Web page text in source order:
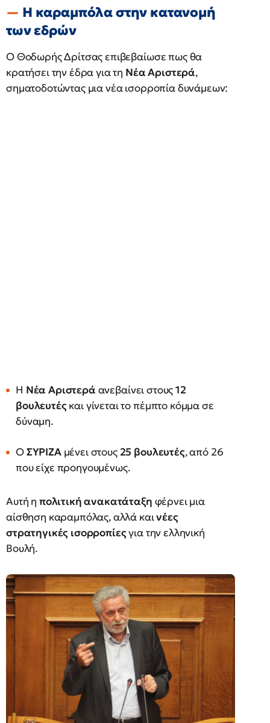
Η καραμπόλα στην κατανομή
των εδρών
O Θοδωρής Δρίτσας επιβεβαίωσε πως θα
κρατήσει την έδρα για τη Νέα Αριστερά,
σηματοδοτώντας μια νέα ισορροπία δυνάμεων:
Η Νέα Αριστερά ανεβαίνει στους12
βουλευτέςκαι γίνεται το πέμπτο κόμμα σε
δύναμη.
ΟΣΥΡΙΖΑμένει στους 25 βουλευτές, από 26
που είχε προηγουμένως.
Αυτή η πολιτική ανακατάταξη φέρνει μια
αίσθηση καραμπόλας, αλλά καινέες
στρατηγικές ισορροπίεςγια την ελληνική
Βουλή.